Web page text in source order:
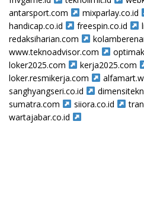
antarsport.com
mixparlay.co.id
handicap.co.id
freespin.co.id
redaksiharian.com
www.teknoadvisor.com
loker2025.com
kerja2025.com
loker.resmikerja.com
sanghyangseri.co.id
sumatra.com
siiora.co.id
wartajabar.co.id